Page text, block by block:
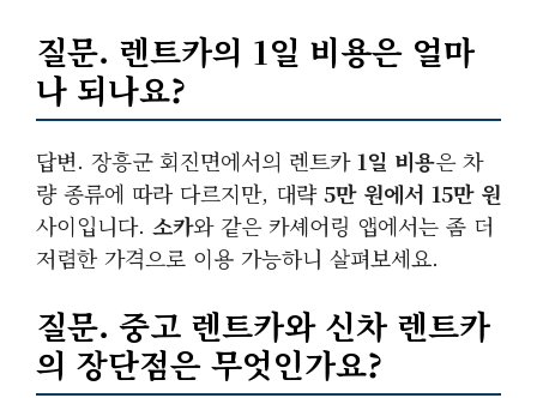
질문. 렌트카의 1일 비용은 얼마
나 되나요?
답변. 장흥군 회진면에서의 렌트카1일 비용은 차
량 종류에 따라 다르지만, 대략5만 원에서 15만 원
사이입니다. 소카와 같은 카셰어링 앱에서는 좀 더
저렴한 가격으로 이용 가능하니 살펴보세요.
질문. 중고 렌트카와 신차 렌트카
의 장단점은 무엇인가요?